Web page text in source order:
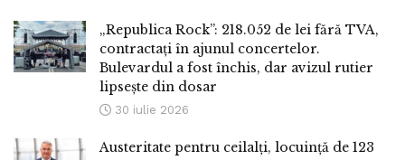
„Republica Rock”: 218.052 de lei fără TVA,
contractați în ajunul concertelor.
Bulevardul a fost închis, dar avizul rutier
lipsește din dosar
30 iulie 2026
Austeritate pentru ceilalți, locuință de 123